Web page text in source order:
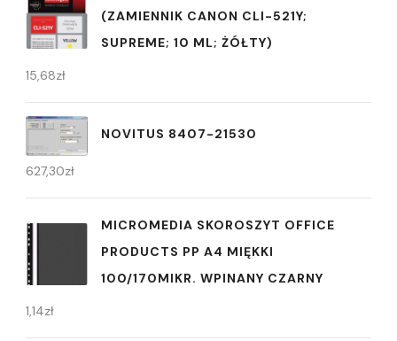
(ZAMIENNIK CANON CLI-521Y;
SUPREME; 10 ML; ŻÓŁTY)
15,68zł
NOVITUS 8407-21530
627,30zł
MICROMEDIA SKOROSZYT OFFICE
PRODUCTS PP A4 MIĘKKI
100/170MIKR. WPINANY CZARNY
1,14zł